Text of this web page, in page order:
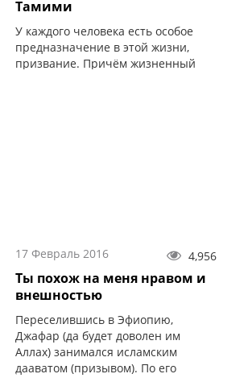
Тамими
У каждого человека есть особое
предназначение в этой жизни,
призвание. Причём жизненный
17 Февраль 2016 4,956
Ты похож на меня нравом и
внешностью
Переселившись в Эфиопию,
Джафар (да будет доволен им
Аллах) занимался исламским
дааватом (призывом). По его